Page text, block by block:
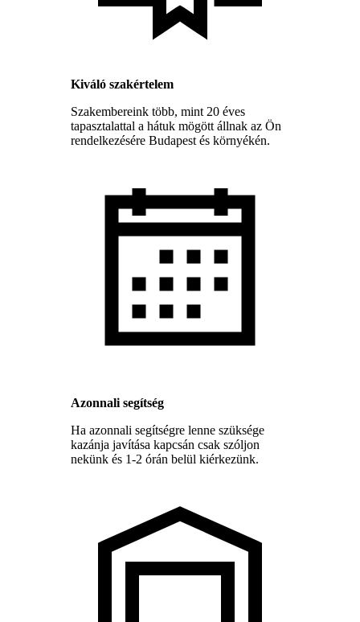
Kiváló szakértelem
Szakembereink több, mint 20 éves
tapasztalattal a hátuk mögött állnak az Ön
rendelkezésére Budapest és környékén.
Azonnali segítség
Ha azonnali segítségre lenne szüksége
kazánja javítása kapcsán csak szóljon
nekünk és 1-2 órán belül kiérkezünk.